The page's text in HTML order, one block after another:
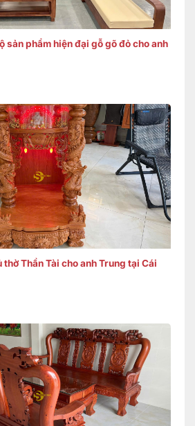
sản phẩm hiện đại gỗ gõ đỏ cho anh
thờ Thần Tài cho anh Trung tại Cái